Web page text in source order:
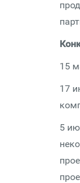
15
17
5